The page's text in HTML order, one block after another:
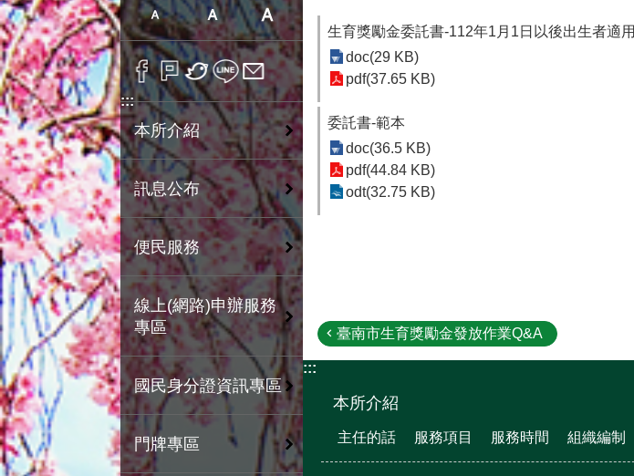
:::
本所介紹
訊息公布
便民服務
線上(網路)申辦服務
專區
國民身分證資訊專區
門牌專區
生育獎勵金委託書-112年1月1日以後出生者適用
doc(29 KB)
pdf(37.65 KB)
委託書-範本
doc(36.5 KB)
pdf(44.84 KB)
odt(32.75 KB)
臺南市生育獎勵金發放作業Q&A
:::
本所介紹
主任的話 服務項目 服務時間 組織編制